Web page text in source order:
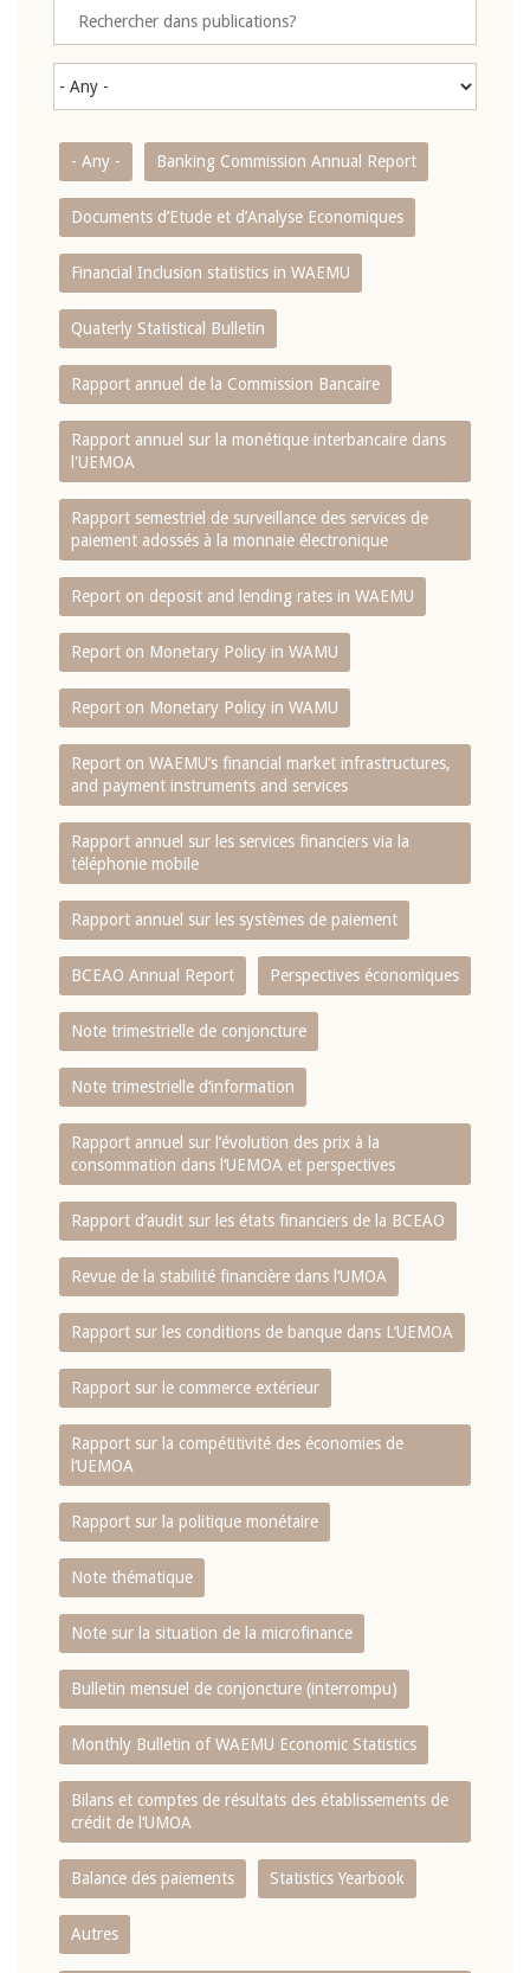
- Any - Banking Commission Annual Report
Documents d’Etude et d’Analyse Economiques
Financial Inclusion statistics in WAEMU
Quaterly Statistical Bulletin
Rapport annuel de la Commission Bancaire
Rapport annuel sur la monétique interbancaire dans
l'UEMOA
Rapport semestriel de surveillance des services de
paiement adossés à la monnaie électronique
Report on deposit and lending rates in WAEMU
Report on Monetary Policy in WAMU
Report on Monetary Policy in WAMU
Report on WAEMU’s financial market infrastructures,
and payment instruments and services
Rapport annuel sur les services financiers via la
téléphonie mobile
Rapport annuel sur les systèmes de paiement
BCEAO Annual Report Perspectives économiques
Note trimestrielle de conjoncture
Note trimestrielle d‘information
Rapport annuel sur l‘évolution des prix à la
consommation dans l‘UEMOA et perspectives
Rapport d‘audit sur les états financiers de la BCEAO
Revue de la stabilité financière dans l‘UMOA
Rapport sur les conditions de banque dans L‘UEMOA
Rapport sur le commerce extérieur
Rapport sur la compétitivité des économies de
l‘UEMOA
Rapport sur la politique monétaire
Note thématique
Note sur la situation de la microfinance
Bulletin mensuel de conjoncture (interrompu)
Monthly Bulletin of WAEMU Economic Statistics
Bilans et comptes de résultats des établissements de
crédit de l‘UMOA
Balance des paiements Statistics Yearbook
Autres